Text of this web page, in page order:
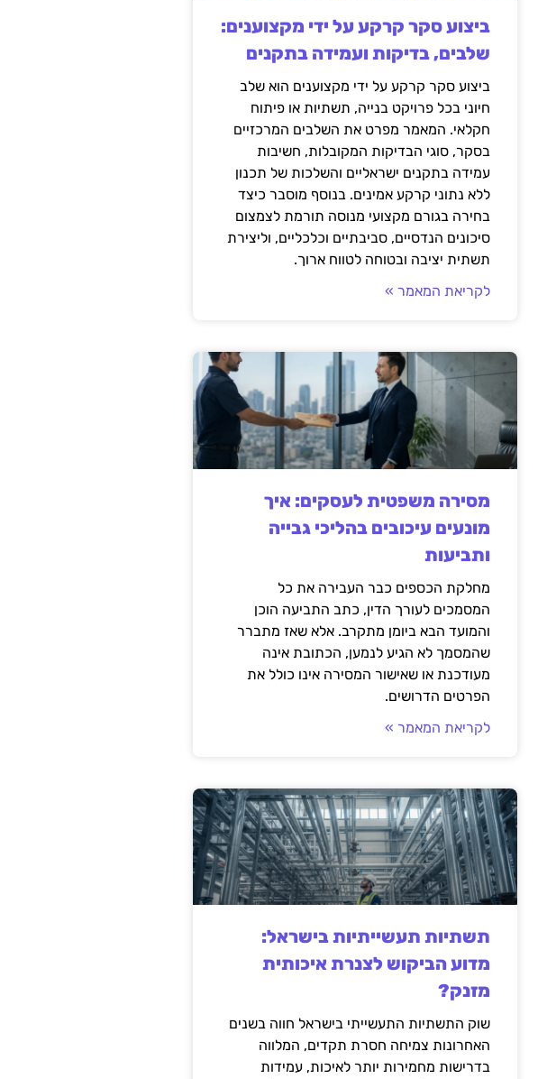
ביצוע סקר קרקע על ידי מקצוענים:
שלבים, בדיקות ועמידה בתקנים
ביצוע סקר קרקע על ידי מקצוענים הוא שלב
חיוני בכל פרויקט בנייה, תשתיות או פיתוח
חקלאי. המאמר מפרט את השלבים המרכזיים
בסקר, סוגי הבדיקות המקובלות, חשיבות
עמידה בתקנים ישראליים והשלכות של תכנון
ללא נתוני קרקע אמינים. בנוסף מוסבר כיצד
בחירה בגורם מקצועי מנוסה תורמת לצמצום
סיכונים הנדסיים, סביבתיים וכלכליים, וליצירת
תשתית יציבה ובטוחה לטווח ארוך.
לקריאת המאמר »
מסירה משפטית לעסקים: איך
מונעים עיכובים בהליכי גבייה
ותביעות
מחלקת הכספים כבר העבירה את כל
המסמכים לעורך הדין, כתב התביעה הוכן
והמועד הבא ביומן מתקרב. אלא שאז מתברר
שהמסמך לא הגיע לנמען, הכתובת אינה
מעודכנת או שאישור המסירה אינו כולל את
הפרטים הדרושים.
לקריאת המאמר »
תשתיות תעשייתיות בישראל:
מדוע הביקוש לצנרת איכותית
מזנק?
שוק התשתיות התעשייתי בישראל חווה בשנים
האחרונות צמיחה חסרת תקדים, המלווה
בדרישות מחמירות יותר לאיכות, עמידות